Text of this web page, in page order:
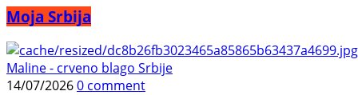
Moja Srbija
Maline - crveno blago Srbije
14/07/20260 comment